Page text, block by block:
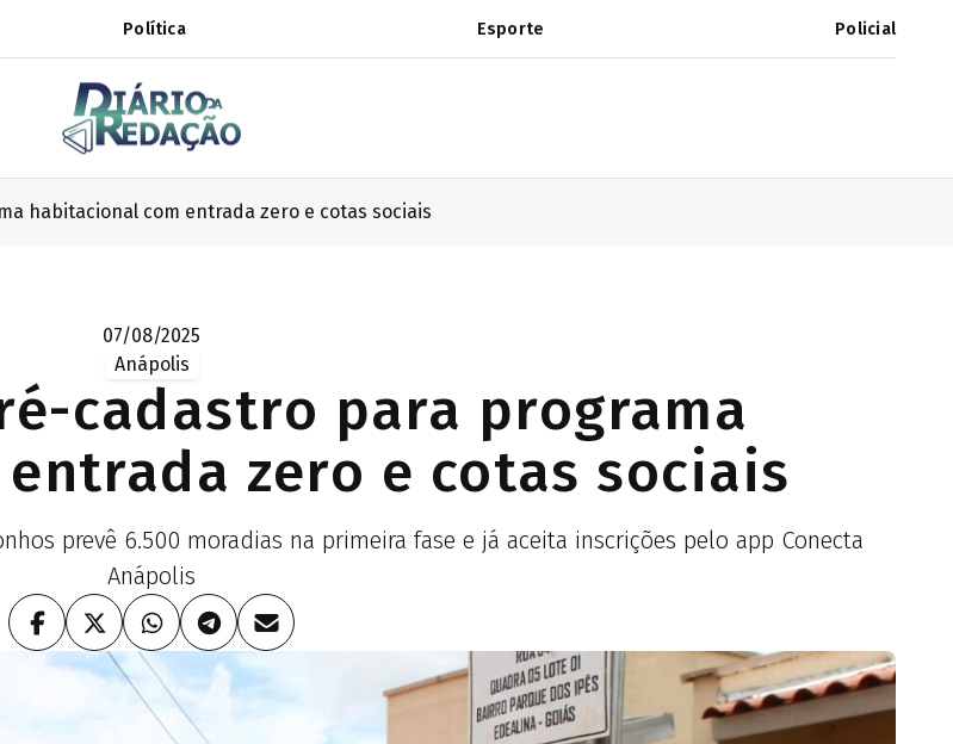
Política Esporte Policial
habitacional com entrada zero e cotas sociais
07/08/2025
Anápolis
cadastro para programa
zero e cotas sociais
prevê 6.500 moradias na primeira fase e já aceita inscrições pelo app Conecta
Anápolis